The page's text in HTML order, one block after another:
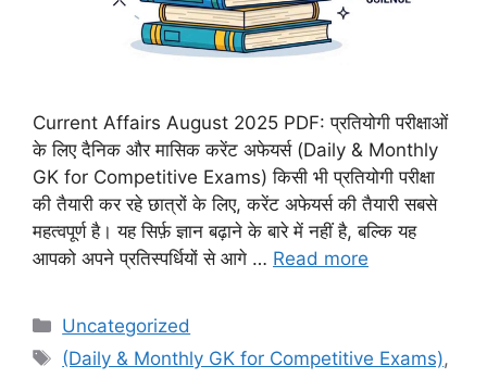
Current Affairs August 2025 PDF: प्रतियोगी परीक्षाओं
के लिए दैनिक और मासिक करेंट अफेयर्स (Daily & Monthly
GK for Competitive Exams) किसी भी प्रतियोगी परीक्षा
की तैयारी कर रहे छात्रों के लिए, करेंट अफेयर्स की तैयारी सबसे
महत्वपूर्ण है। यह सिर्फ़ ज्ञान बढ़ाने के बारे में नहीं है, बल्कि यह
आपको अपने प्रतिस्पर्धियों से आगे … Read more
C
a
Uncategorized
T
(Daily & Monthly GK for Competitive Exams),